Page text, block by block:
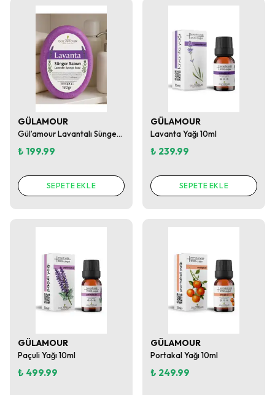
GÜLAMOUR
Gül’amour Lavantalı Sünger Sabun – Aromaterapi Etkili Köpüren Banyo Sabunu
₺ 199.99
SEPETE EKLE
GÜLAMOUR
Lavanta Yağı 10ml
₺ 239.99
SEPETE EKLE
GÜLAMOUR
Paçuli Yağı 10ml
₺ 499.99
GÜLAMOUR
Portakal Yağı 10ml
₺ 249.99